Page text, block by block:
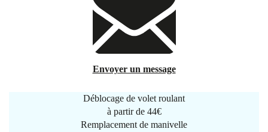
Envoyer un message
Déblocage de volet roulant
à partir de 44€
Remplacement de manivelle